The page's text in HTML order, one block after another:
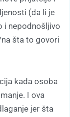
(da li je
i nepodnošljivo
šta to govori
kada osoba
I ova
jer šta